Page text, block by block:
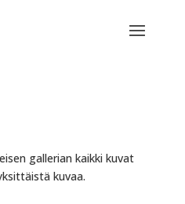
gallerian kaikki kuvat
kuvaa.